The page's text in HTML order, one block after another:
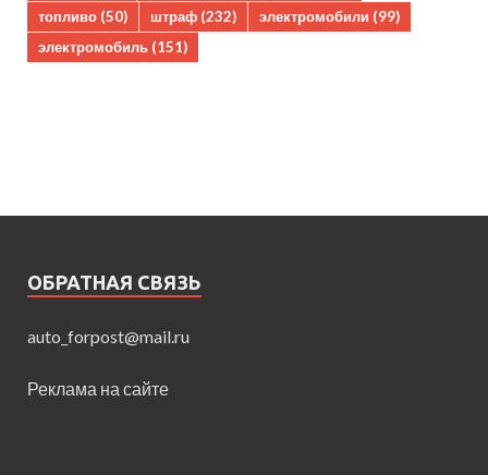
топливо (50) штраф (232) электромобили (99)
электромобиль (151)
ОБРАТНАЯ СВЯЗЬ
auto_forpost@mail.ru
Реклама на сайте